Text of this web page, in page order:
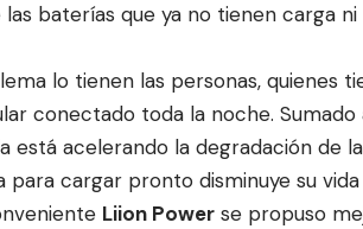
baterías que ya no tienen carga
lo tienen las personas, quienes
conectado toda la noche.
está acelerando la degradación de
cargar pronto disminuye su vida
Liion Power se propuso